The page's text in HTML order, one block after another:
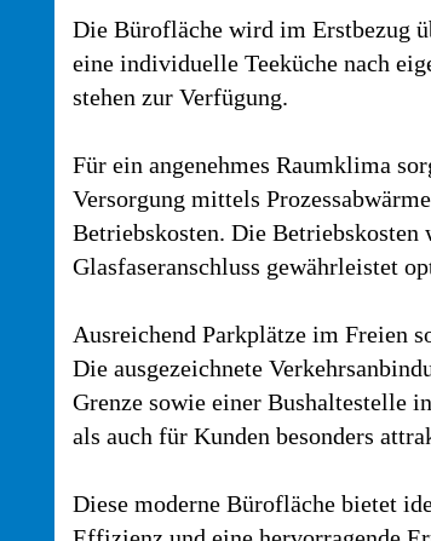
Die Bürofläche wird im Erstbezug
eine individuelle Teeküche nach
stehen zur Verfügung.
Für ein angenehmes Raumklima
Versorgung mittels
Betriebskosten. Die Betriebskosten
Glasfaseranschluss gewährleistet
Ausreichend Parkplätze im Freien
Die ausgezeichnete
Grenze sowie einer Bushaltestelle
als auch für Kunden besonders
Diese moderne Bürofläche bietet